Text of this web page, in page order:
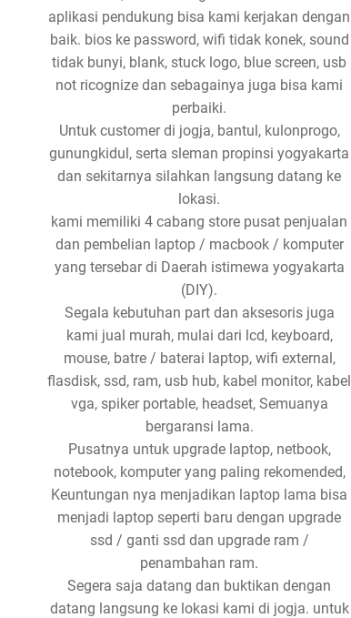
aplikasi pendukung bisa kami kerjakan dengan
baik. bios ke password, wifi tidak konek, sound
tidak bunyi, blank, stuck logo, blue screen, usb
not ricognize dan sebagainya juga bisa kami
perbaiki.
Untuk customer di jogja, bantul, kulonprogo,
gunungkidul, serta sleman propinsi yogyakarta
dan sekitarnya silahkan langsung datang ke
lokasi.
kami memiliki 4 cabang store pusat penjualan
dan pembelian laptop / macbook / komputer
yang tersebar di Daerah istimewa yogyakarta
(DIY).
Segala kebutuhan part dan aksesoris juga
kami jual murah, mulai dari lcd, keyboard,
mouse, batre / baterai laptop, wifi external,
flasdisk, ssd, ram, usb hub, kabel monitor, kabel
vga, spiker portable, headset, Semuanya
bergaransi lama.
Pusatnya untuk upgrade laptop, netbook,
notebook, komputer yang paling rekomended,
Keuntungan nya menjadikan laptop lama bisa
menjadi laptop seperti baru dengan upgrade
ssd / ganti ssd dan upgrade ram /
penambahan ram.
Segera saja datang dan buktikan dengan
datang langsung ke lokasi kami di jogja. untuk